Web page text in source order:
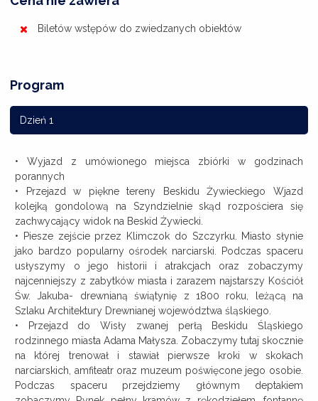
Biletów wstępów do zwiedzanych obiektów
Program
Dzień 1
• Wyjazd z umówionego miejsca zbiórki w godzinach
porannych
• Przejazd w piękne tereny Beskidu Żywieckiego Wjazd
kolejką gondolową na Szyndzielnie skąd rozpościera się
zachwycający widok na Beskid Żywiecki.
• Piesze zejście przez Klimczok do Szczyrku. Miasto słynie
jako bardzo popularny ośrodek narciarski. Podczas spaceru
usłyszymy o jego historii i atrakcjach oraz zobaczymy
najcenniejszy z zabytków miasta i zarazem najstarszy Kościół
Św. Jakuba- drewnianą świątynię z 1800 roku, leżącą na
Szlaku Architektury Drewnianej województwa śląskiego.
• Przejazd do Wisły zwanej perłą Beskidu Śląskiego
rodzinnego miasta Adama Małysza. Zobaczymy tutaj skocznie
na której trenował i stawiał pierwsze kroki w skokach
narciarskich, amfiteatr oraz muzeum poświęcone jego osobie.
Podczas spaceru przejdziemy głównym deptakiem